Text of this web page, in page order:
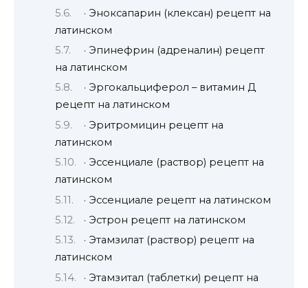
· Эноксапарин (клексан) рецепт на
латинском
· Эпинефрин (адреналин) рецепт
на латинском
· Эргокальциферол – витамин Д
рецепт на латинском
· Эритромицин рецепт на
латинском
· Эссенциале (раствор) рецепт на
латинском
· Эссенциале рецепт на латинском
· Эстрон рецепт на латинском
· Этамзилат (раствор) рецепт на
латинском
· Этамзитал (таблетки) рецепт на